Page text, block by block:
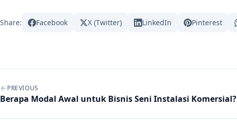
Share: Facebook X (Twitter) LinkedIn Pinterest
Post navigation
PREVIOUS
Berapa Modal Awal untuk Bisnis Seni Instalasi Komersial?